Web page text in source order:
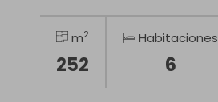
m2
252
Habitaciones
6